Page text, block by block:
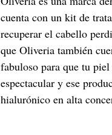
cuenta con un kit de
recuperar el cabello
que Oliveria también
fabuloso para que tu piel
espectacular y ese
hialurónico en alta